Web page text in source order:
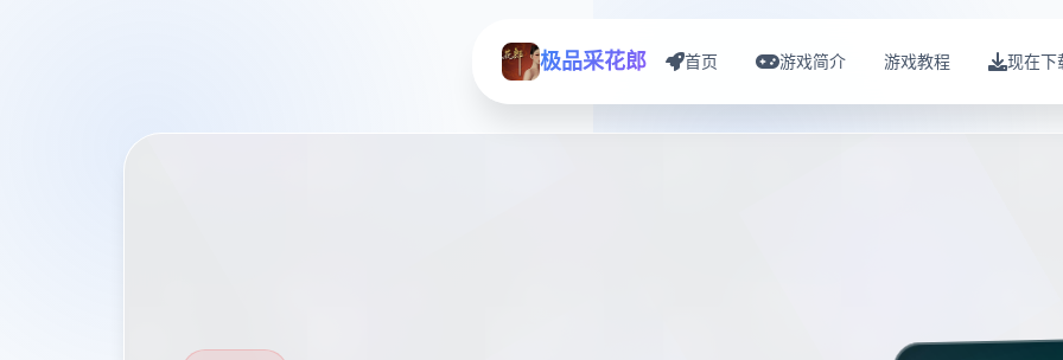
极品采花郎 首页 游戏简介 游戏教程 现在下